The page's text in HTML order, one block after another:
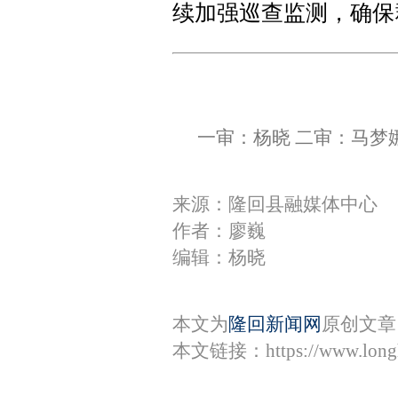
续加强巡查监测，确
一审：杨晓 二审：马梦
来源：隆回县融媒体中心
作者：廖巍
编辑：杨晓
本文为 隆回新闻网 原创文
本文链接： https://